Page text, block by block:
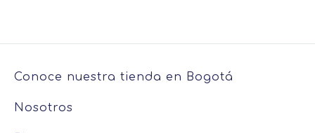
Conoce nuestra tienda en Bogotá
Nosotros